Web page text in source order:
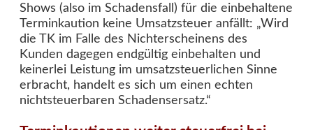
Shows (also im Schadensfall) für die einbehaltene
Terminkaution keine Umsatzsteuer anfällt: „Wird
die TK im Falle des Nichterscheinens des
Kunden dagegen endgültig einbehalten und
keinerlei Leistung im umsatzsteuerlichen Sinne
erbracht, handelt es sich um einen echten
nichtsteuerbaren Schadensersatz.“